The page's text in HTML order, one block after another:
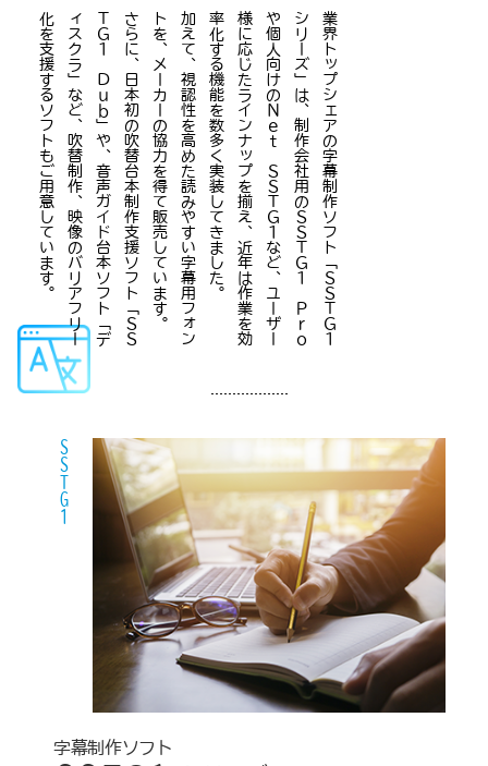
業
界
ト
ッ
プ
シ
ェ
ア
の
字
幕
制
作
ソ
フ
ト
「
Ｓ
Ｓ
Ｔ
Ｇ
１
シ
リ
ー
ズ
」
は
、
制
作
会
社
用
の
Ｓ
Ｓ
Ｔ
Ｇ
１
Ｐ
ｒ
ｏ
や
個
人
向
け
の
Ｎ
ｅ
ｔ
Ｓ
Ｓ
Ｔ
Ｇ
１
な
ど
、
ユ
ー
ザ
ー
様
に
応
じ
た
ラ
イ
ン
ナ
ッ
プ
を
揃
え
、
近
年
は
作
業
を
効
率
化
す
る
機
能
を
数
多
く
実
装
し
て
き
ま
し
た
。
加
え
て
、
視
認
性
を
高
め
た
読
み
や
す
い
字
幕
用
フ
ォ
ン
ト
を
、
メ
ー
カ
ー
の
協
力
を
得
て
販
売
し
て
い
ま
す
。
さ
ら
に
、
日
本
初
の
吹
替
台
本
制
作
支
援
ソ
フ
ト
「
Ｓ
Ｓ
Ｔ
Ｇ
１
Ｄ
ｕ
ｂ
」
や
、
音
声
ガ
イ
ド
台
本
ソ
フ
ト
「
デ
ィ
ス
ク
ラ
」
な
ど
、
吹
替
制
作
、
映
像
の
バ
リ
ア
フ
リ
ー
化
を
支
援
す
る
ソ
フ
ト
も
ご
用
意
し
て
い
ま
す
。
SSTG1
字幕制作ソフト